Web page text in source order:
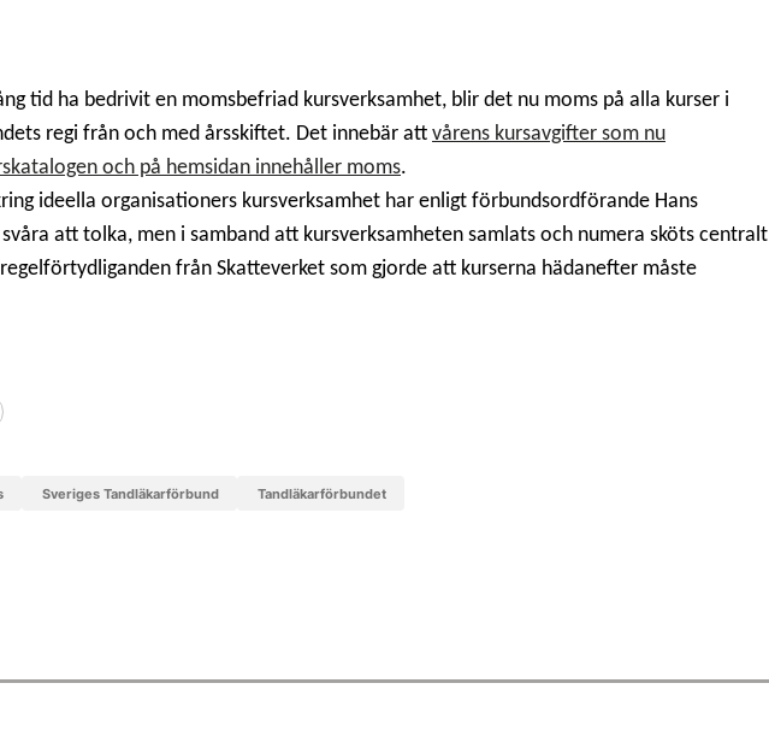
tid ha bedrivit en momsbefriad kursverksamhet, blir det nu moms på alla kurser i
regi från och med årsskiftet. Det innebär att vårens kursavgifter som nu
och på hemsidan innehåller moms.
ideella organisationers kursverksamhet har enligt förbundsordförande Hans
att tolka, men i samband att kursverksamheten samlats och numera sköts centralt
från Skatteverket som gjorde att kurserna hädanefter måste
Sveriges Tandläkarförbund Tandläkarförbundet